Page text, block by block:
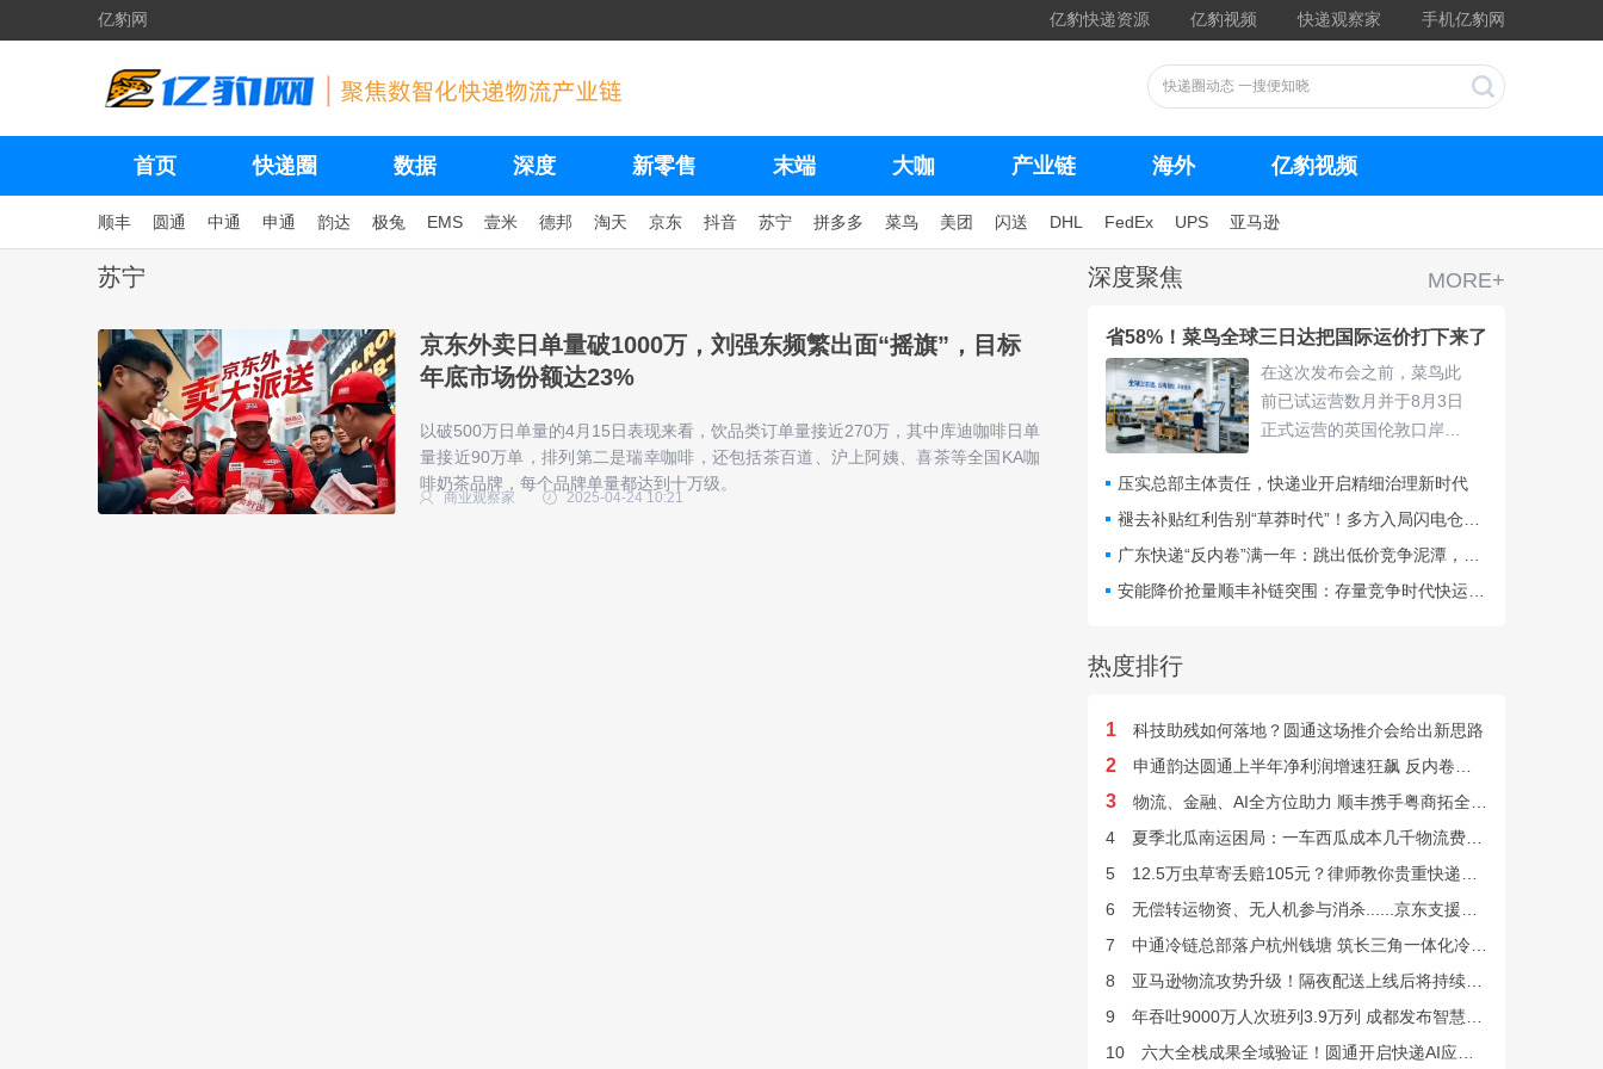
亿豹网 亿豹快递资源 亿豹视频 快递观察家 手机亿豹网
首页 快递圈 数据 深度 新零售 末端 大咖 产业链 海外 亿豹视频
顺丰 圆通 中通 申通 韵达 极兔 EMS 壹米 德邦 淘天 京东 抖音 苏宁 拼多多 菜鸟 美团 闪送 DHL FedEx UPS 亚马逊
苏宁
京东外卖日单量破1000万，刘强东频繁出面“摇旗”，目标
年底市场份额达23%
以破500万日单量的4月15日表现来看，饮品类订单量接近270万，其中库迪咖啡日单
量接近90万单，排列第二是瑞幸咖啡，还包括茶百道、沪上阿姨、喜茶等全国KA咖
啡奶茶品牌，每个品牌单量都达到十万级。
商业观察家 2025-04-24 10:21
MORE+
深度聚焦
省58%！菜鸟全球三日达把国际运价打下来了
在这次发布会之前，菜鸟此
前已试运营数月并于8月3日
正式运营的英国伦敦口岸
清关、查验、末端派送收拢
进同一套体系，包裹落地后
最快24小时完成末端派送。
压实总部主体责任，快递业开启精细治理新时代
热度排行
1 科技助残如何落地？圆通这场推介会给出新思路
2 申通韵达圆通上半年净利润增速狂飙 反内卷效果显现
3
物流、金融、AI全方位助力 顺丰携手粤商拓全球市场
4
夏季北瓜南运困局：一车西瓜成本几千物流费上万谁来解？
5
12.5万虫草寄丢赔105元？律师教你贵重快递丢失如何维权
6
无偿转运物资、无人机参与消杀......京东支援广西灾后重建
7
中通冷链总部落户杭州钱塘 筑长三角一体化冷链中枢基地
8
亚马逊物流攻势升级！隔夜配送上线后将持续挤压快递巨头
9
年吞吐9000万人次班列3.9万列 成都发布智慧物流“双清单”
10
六大全栈成果全域验证！圆通开启快递AI应用规模化落地